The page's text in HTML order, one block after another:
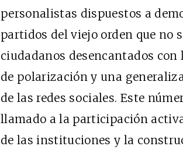
personalistas dispuestos a
partidos del viejo orden que no
ciudadanos desencantados
de polarización y una
de las redes sociales. Este
llamado a la participación
de las instituciones y la